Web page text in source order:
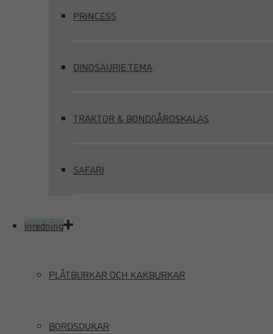
PRINCESS
DINOSAURIE TEMA
TRAKTOR & BONDGÅRDSKALAS
SAFARI
Inredning
PLÅTBURKAR OCH KAKBURKAR
BORDSDUKAR